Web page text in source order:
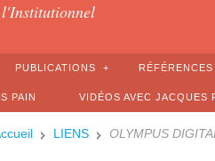
PUBLICATIONS
PAIN VIDÉOS AVEC JACQUES
LIENS OLYMPUS